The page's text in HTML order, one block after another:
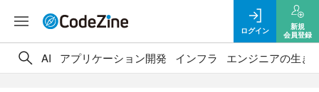
ログイン
新規
会員登録
AI アプリケーション開発 インフラ エンジニアの生き